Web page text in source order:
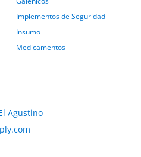
Implementos de Seguridad
Insumo
Medicamentos
Agustino